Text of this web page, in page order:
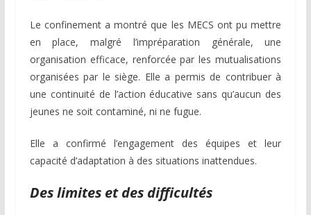
Le confinement a montré que les MECS ont pu mettre
en place, malgré l’impréparation générale, une
organisation efficace, renforcée par les mutualisations
organisées par le siège. Elle a permis de contribuer à
une continuité de l’action éducative sans qu’aucun des
jeunes ne soit contaminé, ni ne fugue.
Elle a confirmé l’engagement des équipes et leur
capacité d’adaptation à des situations inattendues.
Des limites et des difficultés